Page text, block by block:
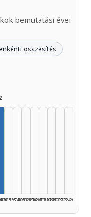
bemutatási évei
összesítés
2
1995–1999
2000–2004
2005–2009
2010–2014
2015–2019
2020–2024
2025–2026